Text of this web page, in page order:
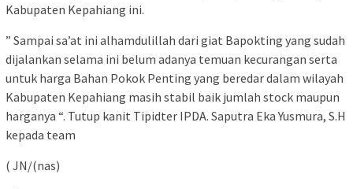
Kabupaten Kepahiang ini.
” Sampai sa’at ini alhamdulillah dari giat Bapokting yang sudah
dijalankan selama ini belum adanya temuan kecurangan serta
untuk harga Bahan Pokok Penting yang beredar dalam wilayah
Kabupaten Kepahiang masih stabil baik jumlah stock maupun
harganya “. Tutup kanit Tipidter IPDA. Saputra Eka Yusmura, S.H
kepada team
( JN/(nas)